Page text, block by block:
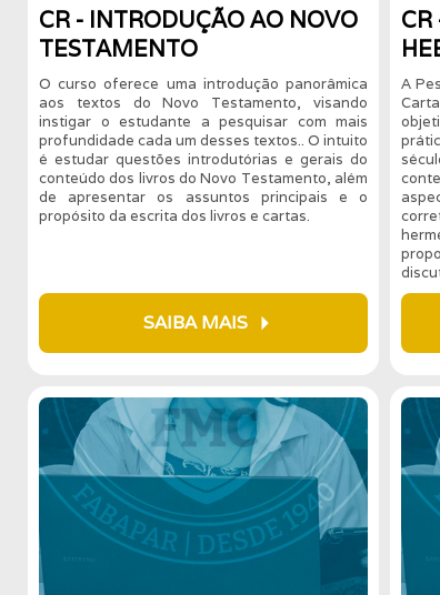
CR - INTRODUÇÃO AO NOVO
TESTAMENTO
O curso oferece uma introdução panorâmica
aos textos do Novo Testamento, visando
instigar o estudante a pesquisar com mais
profundidade cada um desses textos.. O intuito
é estudar questões introdutórias e gerais do
conteúdo dos livros do Novo Testamento, além
de apresentar os assuntos principais e o
propósito da escrita dos livros e cartas.
SAIBA MAIS arrow_right
A